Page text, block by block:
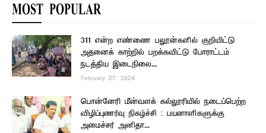
MOST POPULAR
311 என்ற எண்ணை பலூன்களில் குறியிட்டு
அதனைக் காற்றில் பறக்கவிட்டு போராட்டம்
நடத்திய இடைநிலை...
February 27, 2024
பொன்னேரி மீன்வளக் கல்லூரியில் நடைப்பெற்ற
விழிப்புணர்வு நிகழ்ச்சி : பயனாளிகளுக்கு
அமைச்சர் அனிதா...